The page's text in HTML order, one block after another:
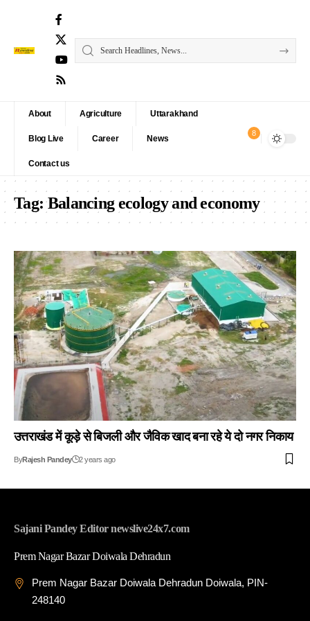
About Agriculture Uttarakhand
Blog Live Career News
Contact us
8
Tag:Balancing ecology and economy
उत्तराखंड में कूड़े से बिजली और जैविक खाद बना रहे ये दो नगर निकाय
ByRajesh Pandey 2 years ago
Sajani Pandey Editor newslive24x7.com
Prem Nagar Bazar Doiwala Dehradun
Prem Nagar Bazar Doiwala Dehradun Doiwala, PIN-
248140